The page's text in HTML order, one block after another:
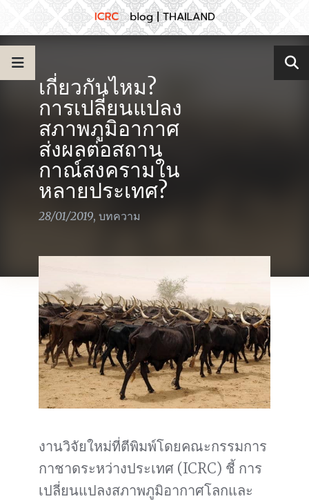
เกี่ยวกันไหม?
การเปลี่ยนแปลง
สภาพภูมิอากาศ
ส่งผลต่อสถาน
กาณ์สงครามใน
หลายประเทศ?
28/01/2019, บทความ
งานวิจัยใหม่ที่ตีพิมพ์โดยคณะกรรมการ
กาชาดระหว่างประเทศ (ICRC) ชี้ การ
เปลี่ยนแปลงสภาพภูมิอากาศโลกและ